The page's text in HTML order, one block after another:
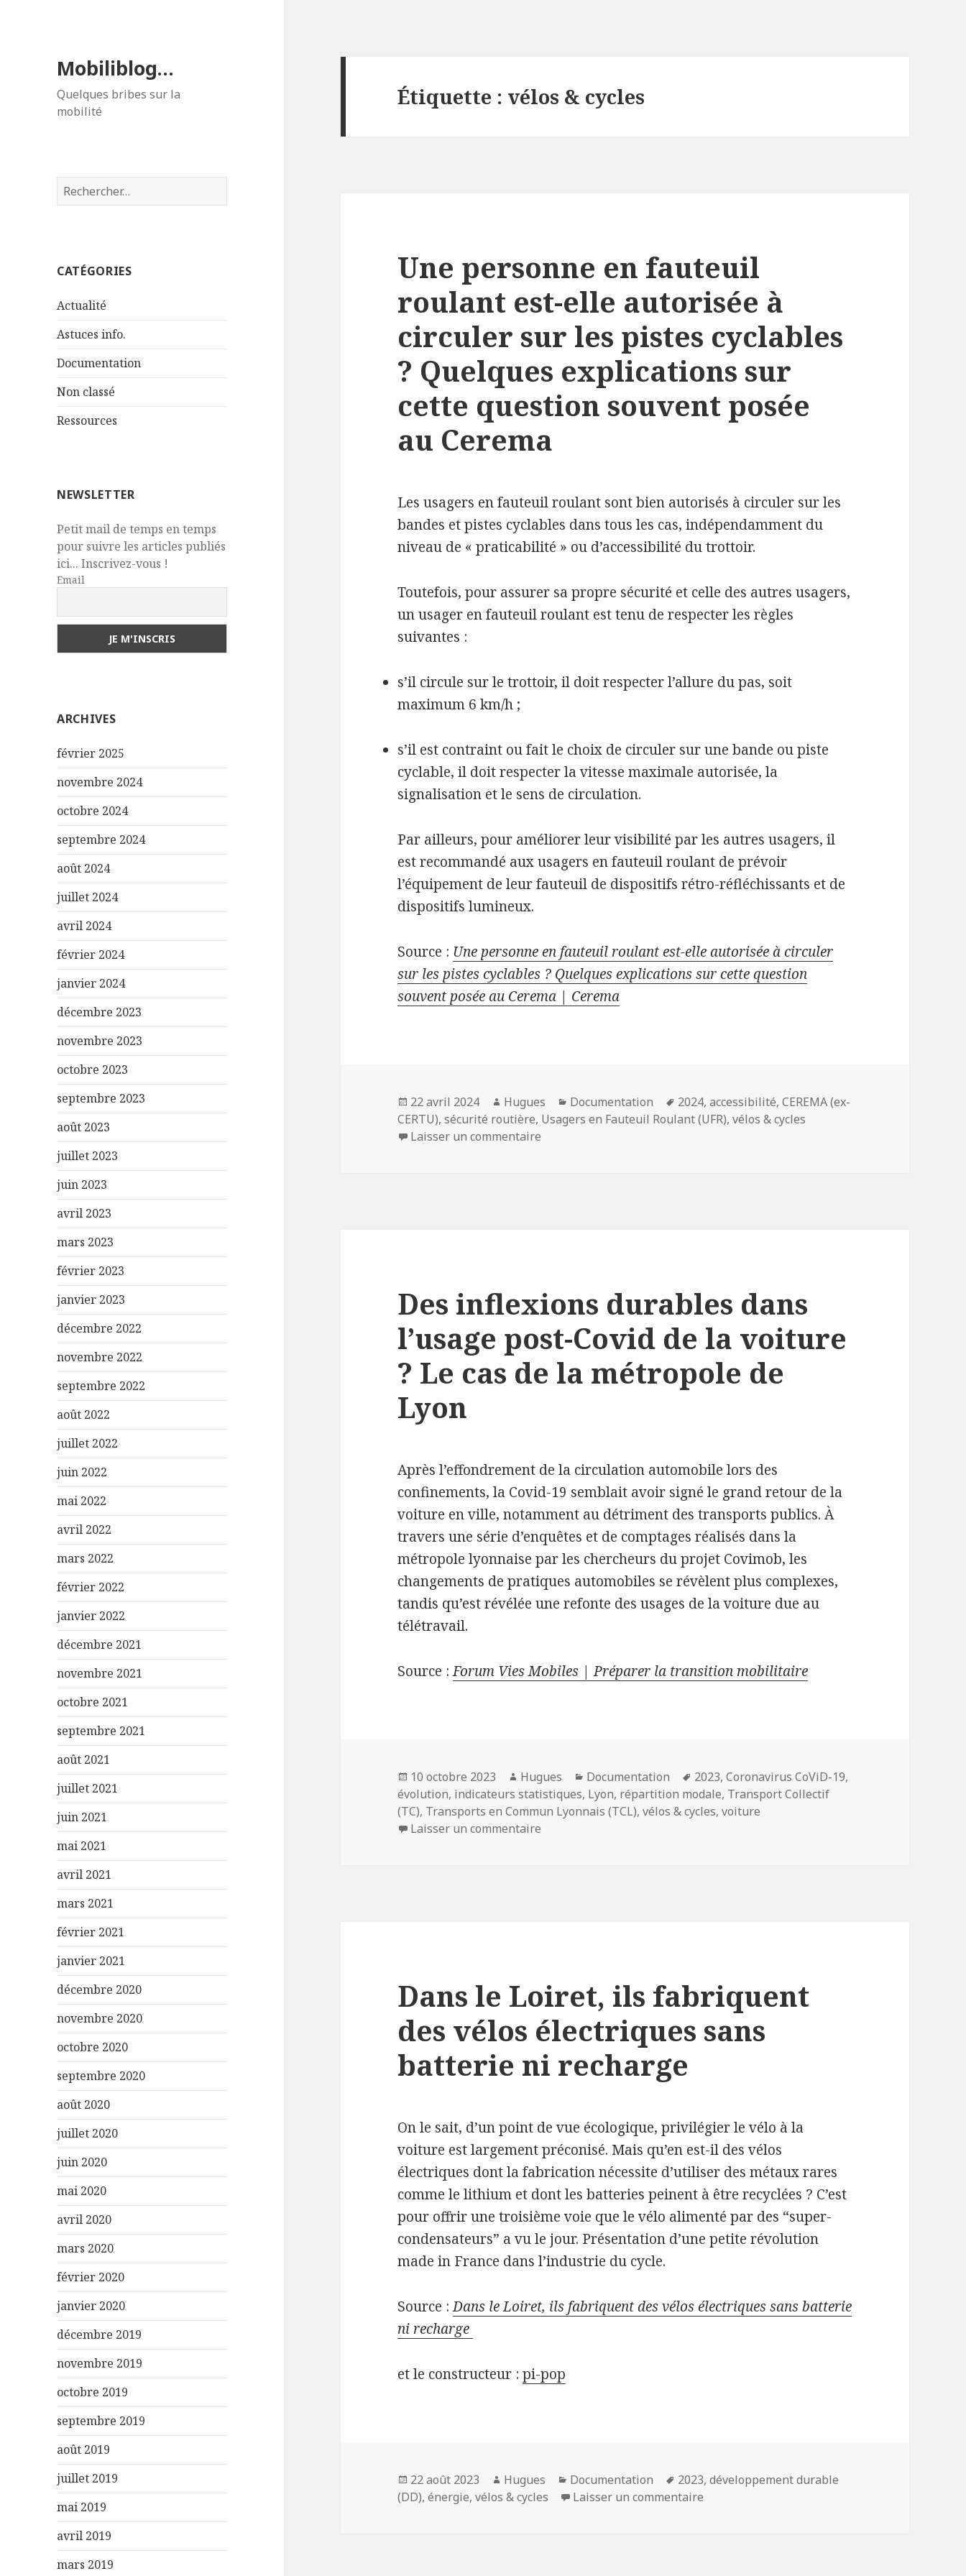
Mobiliblog…
Quelques bribes sur la
mobilité
Rechercher :
CATÉGORIES
Actualité
Astuces info.
Documentation
Non classé
Ressources
NEWSLETTER
Petit mail de temps en temps
pour suivre les articles publiés
ici... Inscrivez-vous !
Email
ARCHIVES
février 2025
novembre 2024
octobre 2024
septembre 2024
août 2024
juillet 2024
avril 2024
février 2024
janvier 2024
décembre 2023
novembre 2023
octobre 2023
septembre 2023
août 2023
juillet 2023
juin 2023
avril 2023
mars 2023
février 2023
janvier 2023
décembre 2022
novembre 2022
septembre 2022
août 2022
juillet 2022
juin 2022
mai 2022
avril 2022
mars 2022
février 2022
janvier 2022
décembre 2021
novembre 2021
octobre 2021
septembre 2021
août 2021
juillet 2021
juin 2021
mai 2021
avril 2021
mars 2021
février 2021
janvier 2021
décembre 2020
novembre 2020
octobre 2020
septembre 2020
août 2020
juillet 2020
juin 2020
mai 2020
avril 2020
mars 2020
février 2020
janvier 2020
décembre 2019
novembre 2019
octobre 2019
septembre 2019
août 2019
juillet 2019
mai 2019
avril 2019
mars 2019
Étiquette : vélos & cycles
Une personne en fauteuil
roulant est-elle autorisée à
circuler sur les pistes cyclables
? Quelques explications sur
cette question souvent posée
au Cerema
Les usagers en fauteuil roulant sont bien autorisés à circuler sur les
bandes et pistes cyclables dans tous les cas, indépendamment du
niveau de « praticabilité » ou d’accessibilité du trottoir.
Toutefois, pour assurer sa propre sécurité et celle des autres usagers,
un usager en fauteuil roulant est tenu de respecter les règles
suivantes :
s’il circule sur le trottoir, il doit respecter l’allure du pas, soit
maximum 6 km/h ;
s’il est contraint ou fait le choix de circuler sur une bande ou piste
cyclable, il doit respecter la vitesse maximale autorisée, la
signalisation et le sens de circulation.
Par ailleurs, pour améliorer leur visibilité par les autres usagers, il
est recommandé aux usagers en fauteuil roulant de prévoir
l’équipement de leur fauteuil de dispositifs rétro-réfléchissants et de
dispositifs lumineux.
Source : Une personne en fauteuil roulant est-elle autorisée à circuler
sur les pistes cyclables ? Quelques explications sur cette question
souvent posée au Cerema | Cerema
Publié
le
22 avril 2024 Auteur
Hugues Catégories
Documentation
Mots-
clés
2024,accessibilité,CEREMA (ex-
CERTU),sécurité routière, Usagers en Fauteuil Roulant (UFR),vélos & cycles
Laisser un commentaire
Des inflexions durables dans
l’usage post-Covid de la voiture
? Le cas de la métropole de
Lyon
Après l’effondrement de la circulation automobile lors des
confinements, la Covid-19 semblait avoir signé le grand retour de la
voiture en ville, notamment au détriment des transports publics. À
travers une série d’enquêtes et de comptages réalisés dans la
métropole lyonnaise par les chercheurs du projet Covimob, les
changements de pratiques automobiles se révèlent plus complexes,
tandis qu’est révélée une refonte des usages de la voiture due au
télétravail.
Source :Forum Vies Mobiles | Préparer la transition mobilitaire
Publié
le
10 octobre 2023 Auteur
Hugues Catégories
Documentation
Mots-
clés
2023,Coronavirus CoViD-19,
évolution, indicateurs statistiques, Lyon, répartition modale, Transport Collectif
(TC), Transports en Commun Lyonnais (TCL),vélos & cycles,voiture
Laisser un commentaire
Dans le Loiret, ils fabriquent
des vélos électriques sans
batterie ni recharge
On le sait, d’un point de vue écologique, privilégier le vélo à la
voiture est largement préconisé. Mais qu’en est-il des vélos
électriques dont la fabrication nécessite d’utiliser des métaux rares
comme le lithium et dont les batteries peinent à être recyclées ? C’est
pour offrir une troisième voie que le vélo alimenté par des “super-
condensateurs” a vu le jour. Présentation d’une petite révolution
made in France dans l’industrie du cycle.
Source :Dans le Loiret, ils fabriquent des vélos électriques sans batterie
ni recharge
et le constructeur :pi-pop
Publié
le
22 août 2023 Auteur
Hugues Catégories
Documentation
Mots-
clés
2023,développement durable
(DD),énergie,vélos & cycles Laisser un commentaire